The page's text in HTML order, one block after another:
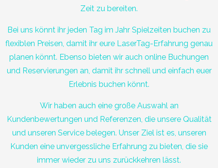
Zeit zu bereiten.
Bei uns könnt ihr jeden Tag im Jahr Spielzeiten buchen zu
flexiblen Preisen, damit ihr eure LaserTag-Erfahrung genau
planen könnt. Ebenso bieten wir auch online Buchungen
und Reservierungen an, damit ihr schnell und einfach euer
Erlebnis buchen könnt.
Wir haben auch eine große Auswahl an
Kundenbewertungen und Referenzen, die unsere Qualität
und unseren Service belegen. Unser Ziel ist es, unseren
Kunden eine unvergessliche Erfahrung zu bieten, die sie
immer wieder zu uns zurückkehren lässt.